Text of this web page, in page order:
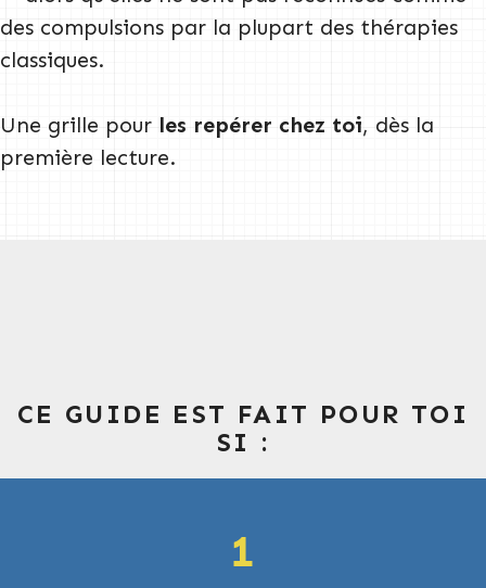
des compulsions par la plupart des thérapies
classiques.
Une grille pour les repérer chez toi, dès la
première lecture.
CE GUIDE EST FAIT POUR TOI
SI :
1